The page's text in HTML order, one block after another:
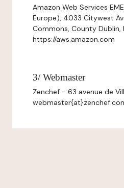
Amazon Web Services
Europe), 4033 Citywest
Commons, County Dublin,
https://aws.amazon.com
3/ Webmaster
Zenchef - 63 avenue de